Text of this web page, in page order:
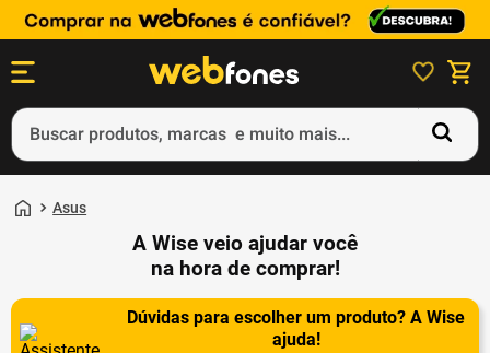
Buscar produtos, marcas e muito mais...
Asus
A Wise veio ajudar você
na hora de comprar!
Dúvidas para escolher um produto? A Wise
ajuda!
3º
smartphone
4
ps4